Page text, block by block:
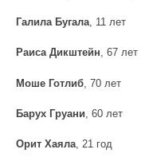
Галила Бугала, 11 лет
Раиса Дикштейн, 67 лет
Моше Готлиб , 70 лет
Барух Груани , 60 лет
Орит Хаяла, 21 год